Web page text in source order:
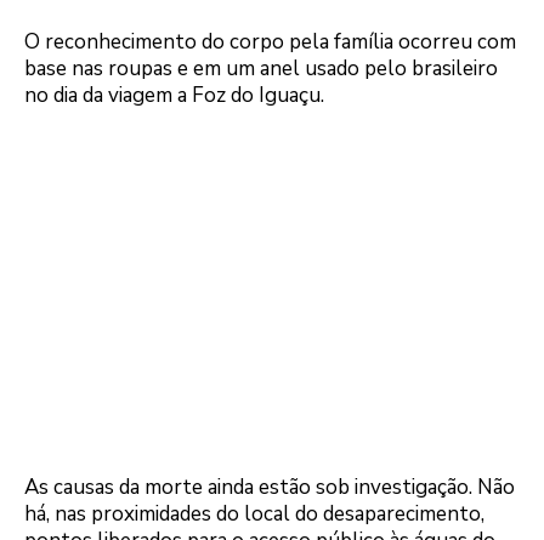
O reconhecimento do corpo pela família ocorreu com
base nas roupas e em um anel usado pelo brasileiro
no dia da viagem a Foz do Iguaçu.
As causas da morte ainda estão sob investigação. Não
há, nas proximidades do local do desaparecimento,